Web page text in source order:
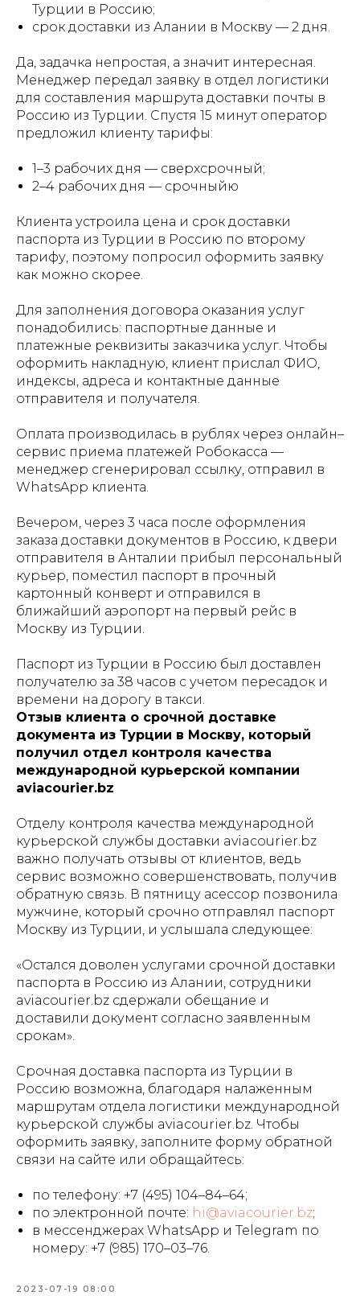
Турции в Россию;
срок доставки из Алании в Москву — 2 дня.
Да, задачка непростая, а значит интересная.
Менеджер передал заявку в отдел логистики
для составления маршрута доставки почты в
Россию из Турции. Спустя 15 минут оператор
предложил клиенту тарифы:
1–3 рабочих дня — сверхсрочный;
2–4 рабочих дня — срочныйю
Клиента устроила цена и срок доставки
паспорта из Турции в Россию по второму
тарифу, поэтому попросил оформить заявку
как можно скорее.
Для заполнения договора оказания услуг
понадобились: паспортные данные и
платежные реквизиты заказчика услуг. Чтобы
оформить накладную, клиент прислал ФИО,
индексы, адреса и контактные данные
отправителя и получателя.
Оплата производилась в рублях через онлайн–
сервис приема платежей Робокасса —
менеджер сгенерировал ссылку, отправил в
WhatsApp клиента.
Вечером, через 3 часа после оформления
заказа доставки документов в Россию, к двери
отправителя в Анталии прибыл персональный
курьер, поместил паспорт в прочный
картонный конверт и отправился в
ближайший аэропорт на первый рейс в
Москву из Турции.
Паспорт из Турции в Россию был доставлен
получателю за 38 часов с учетом пересадок и
времени на дорогу в такси.
Отзыв клиента о срочной доставке
документа из Турции в Москву, который
получил отдел контроля качества
международной курьерской компании
aviacourier.bz
Отделу контроля качества международной
курьерской службы доставки aviacourier.bz
важно получать отзывы от клиентов, ведь
сервис возможно совершенствовать, получив
обратную связь. В пятницу асессор позвонила
мужчине, который срочно отправлял паспорт
Москву из Турции, и услышала следующее:
«Остался доволен услугами срочной доставки
паспорта в Россию из Алании, сотрудники
aviacourier.bz сдержали обещание и
доставили документ согласно заявленным
срокам».
Срочная доставка паспорта из Турции в
Россию возможна, благодаря налаженным
маршрутам отдела логистики международной
курьерской службы aviacourier.bz. Чтобы
оформить заявку, заполните форму обратной
связи на сайте или обращайтесь:
по телефону: +7 (495) 104–84–64;
по электронной почте: hi@aviacourier.bz;
в мессенджерах WhatsApp и Telegram по
номеру: +7 (985) 170–03–76.
2023-07-19 08:00